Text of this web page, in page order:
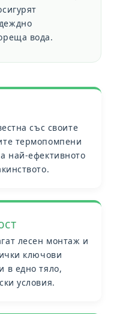
вода.
със своите
термопомпени
най-ефективното
лесен монтаж и
ключови
в едно тяло,
условия.